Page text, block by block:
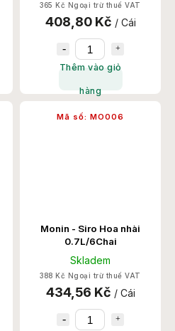
365 Kč Ngoại trừ thuế VAT
408,80 Kč / Cái
Thêm vào giỏ
hàng
Monin - Siro Hoa nhài
0.7L/6Chai
Skladem
388 Kč Ngoại trừ thuế VAT
434,56 Kč / Cái
Mã số: MO006